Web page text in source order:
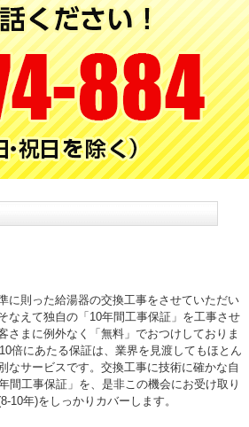
に則った給湯器の交換工事をさせていただい
なえて独自の「10年間工事保証」を工事させ
さまに例外なく「無料」でおつけしておりま
倍にあたる保証は、業界を見渡してもほとん
なサービスです。交換工事に技術に確かな自
間工事保証」を、是非この機会にお受け取り
10年)をしっかりカバーします。